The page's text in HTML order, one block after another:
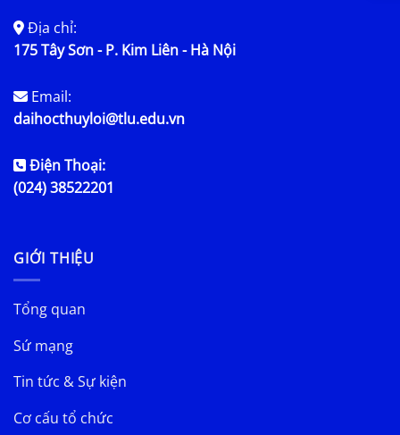
Địa chỉ:
175 Tây Sơn - P. Kim Liên - Hà Nội
Email:
daihocthuyloi@tlu.edu.vn
Điện Thoại:
(024) 38522201
GIỚI THIỆU
Tổng quan
Sứ mạng
Tin tức & Sự kiện
Cơ cấu tổ chức